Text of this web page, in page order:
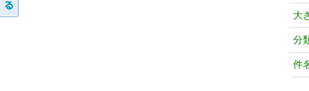
大
分
件